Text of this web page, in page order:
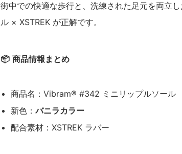
街中での快適な歩行と、洗練された足元を両
ル × XSTREK が正解です。
📦 商品情報まとめ
商品名：Vibram® #342 ミニリップルソール
新色：バニラカラー
配合素材：XSTREK ラバー